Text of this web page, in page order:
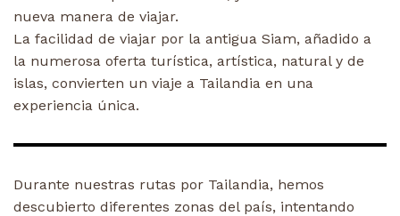
nueva manera de viajar.
La facilidad de viajar por la antigua Siam, añadido a
la numerosa oferta turística, artística, natural y de
islas, convierten un viaje a Tailandia en una
experiencia única.
Durante nuestras rutas por Tailandia, hemos
descubierto diferentes zonas del país, intentando